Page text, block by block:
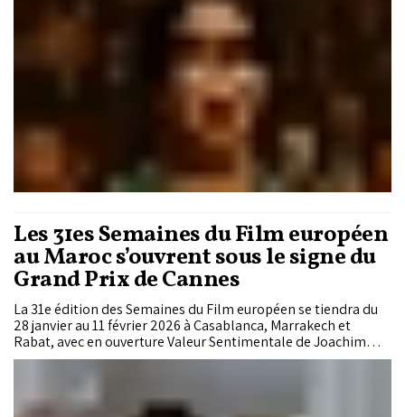
Les 31es Semaines du Film européen
au Maroc s’ouvrent sous le signe du
Grand Prix de Cannes
La 31e édition des Semaines du Film européen se tiendra du
28 janvier au 11 février 2026 à Casablanca, Marrakech et
Rabat, avec en ouverture Valeur Sentimentale de Joachim
Trier, Grand Prix du Festival de Cannes, et une